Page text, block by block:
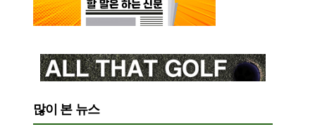
많이 본 뉴스